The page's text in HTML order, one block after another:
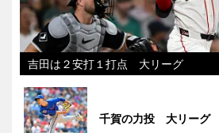
吉田は２安打１打点 大リーグ
千賀の力投 大リーグ